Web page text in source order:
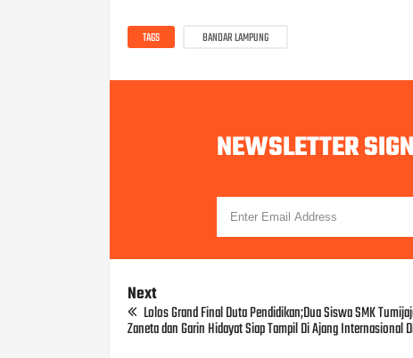
TAGS BANDAR LAMPUNG
NEWSLETTER
Next
Lolos Grand Final Duta Pendidikan;Dua Siswa SMK
Zaneta dan Garin Hidayat Siap Tampil Di Ajang Internasional